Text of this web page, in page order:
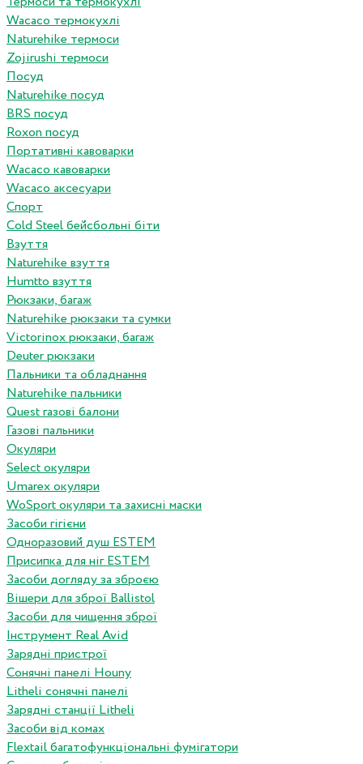
Wacaco термокухлі
Naturehike термоси
Zojirushi термоси
Посуд
Naturehike посуд
BRS посуд
Roxon посуд
Портативні кавоварки
Wacaco кавоварки
Wacaco аксесуари
Спорт
Cold Steel бейсбольні біти
Взуття
Naturehike взуття
Humtto взуття
Рюкзаки, багаж
Naturehike рюкзаки та сумки
Victorinox рюкзаки, багаж
Deuter рюкзаки
Пальники та обладнання
Naturehike пальники
Quest газові балони
Газові пальники
Окуляри
Select окуляри
Umarex окуляри
WoSport окуляри та захисні маски
Засоби гігієни
Одноразовий душ ESTEM
Присипка для ніг ESTEM
Засоби догляду за зброєю
Вішери для зброї Ballistol
Засоби для чищення зброї
Інструмент Real Avid
Зарядні пристрої
Сонячні панелі Houny
Litheli сонячні панелі
Зарядні станції Litheli
Засоби від комах
Flextail багатофункціональні фумігатори